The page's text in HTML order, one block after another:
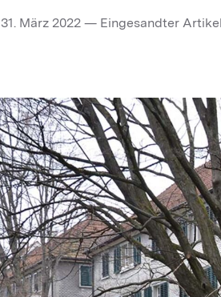
31. März 2022 — Eingesandter Artikel